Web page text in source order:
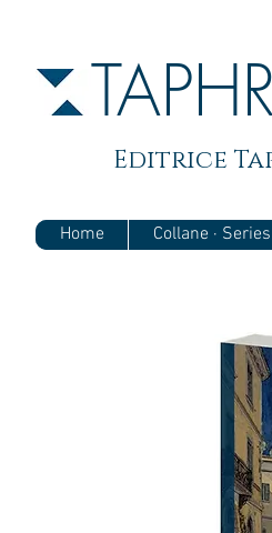
Editrice
Home Collane · Series